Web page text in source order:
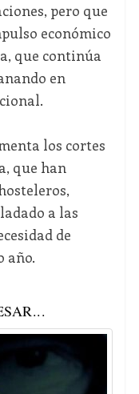
pero que
económico
que continúa
en
los cortes
que han
a las
de
año.